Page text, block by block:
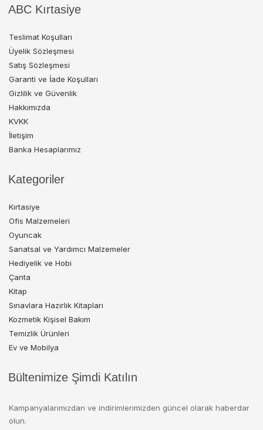
ABC Kırtasiye
Teslimat Koşulları
Üyelik Sözleşmesi
Satış Sözleşmesi
Garanti ve İade Koşulları
Gizlilik ve Güvenlik
Hakkımızda
KVKK
İletişim
Banka Hesaplarımız
Kategoriler
Kırtasiye
Ofis Malzemeleri
Oyuncak
Sanatsal ve Yardımcı Malzemeler
Hediyelik ve Hobi
Çanta
Kitap
Sınavlara Hazırlık Kitapları
Kozmetik Kişisel Bakım
Temizlik Ürünleri
Ev ve Mobilya
Bültenimize Şimdi Katılın
Kampanyalarımızdan ve indirimlerimizden güncel olarak haberdar
olun.